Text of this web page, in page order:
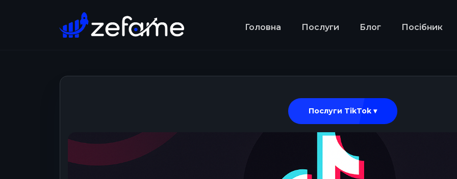
Головна Послуги Блог Посібник
Послуги TikTok ▾